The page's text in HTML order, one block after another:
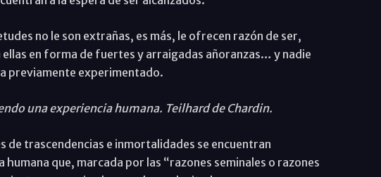
no le son extrañas, es más, le ofrecen razón de ser,
ellas en forma de fuertes y arraigadas añoranzas… y nadie
previamente experimentado.
una experiencia humana. Teilhard de Chardin.
de trascendencias e inmortalidades se encuentran
que, marcada por las “razones seminales o razones